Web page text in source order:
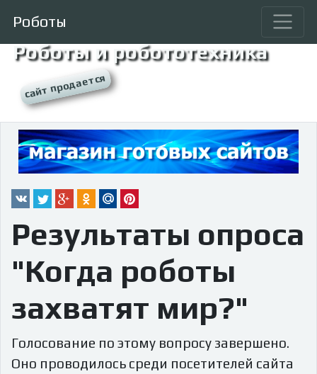
Роботы
Роботы и робототехника
Результаты опроса
"Когда роботы
захватят мир?"
Голосование по этому вопросу завершено.
Оно проводилось среди посетителей сайта